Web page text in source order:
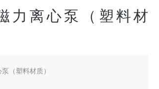
力离心泵（塑料材
（塑料材质）